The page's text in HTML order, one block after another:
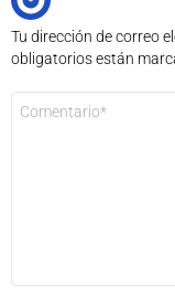
Tu dirección de correo
obligatorios están